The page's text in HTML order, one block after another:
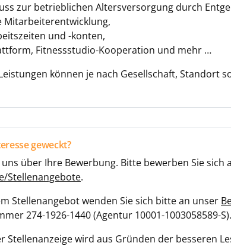
zur betrieblichen Altersversorgung durch
Mitarbeiterentwicklung,
und -konten,
Fitnessstudio-Kooperation und mehr …
können je nach Gesellschaft, Standort
geweckt?
über Ihre Bewerbung. Bitte bewerben Sie
Stellenangebote.
Stellenangebot wenden Sie sich bitte an unser
274-1926-1440 (Agentur 10001-1003058589-S).
Stellenanzeige wird aus Gründen der besseren